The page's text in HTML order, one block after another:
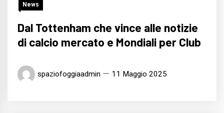
News
Dal Tottenham che vince alle notizie
di calcio mercato e Mondiali per Club
spaziofoggiaadmin 11 Maggio 2025